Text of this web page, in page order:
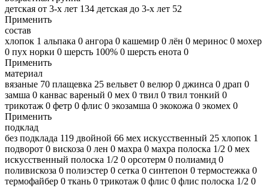
детская от 3-х лет 134 детская до 3-х лет 52
Применить
состав
хлопок 1 альпака 0 ангора 0 кашемир 0 лён 0 меринос 0 мохер
0 пух норки 0 шерсть 100% 0 шерсть енота 0
Применить
материал
вязаные 70 плащевка 25 вельвет 0 велюр 0 джинса 0 драп 0
замша 0 канвас вареный 0 мех 0 твил 0 твил тонкий 0
трикотаж 0 фетр 0 флис 0 экозамша 0 экокожа 0 экомех 0
Применить
подклад
без подклада 119 двойной 66 мех искусственный 25 хлопок 1
подворот 0 вискоза 0 лен 0 махра 0 махра полоска 1/2 0 мех
искусственный полоска 1/2 0 орсотерм 0 полиамид 0
поливискоза 0 полиэстер 0 сетка 0 синтепон 0 термостежка 0
термофайбер 0 ткань 0 трикотаж 0 флис 0 флис полоска 1/2 0